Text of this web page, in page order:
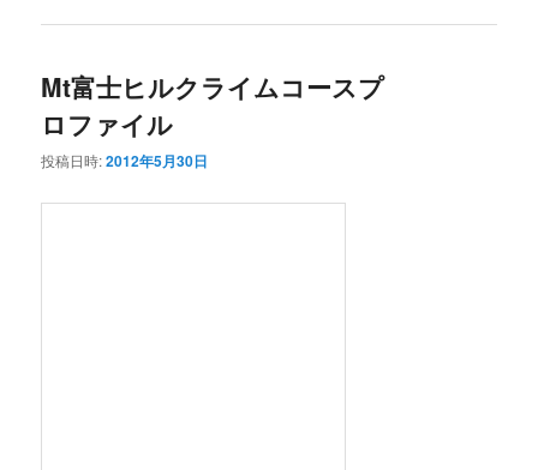
Mt富士ヒルクライムコースプ
ロファイル
投稿日時:2012年5月30日